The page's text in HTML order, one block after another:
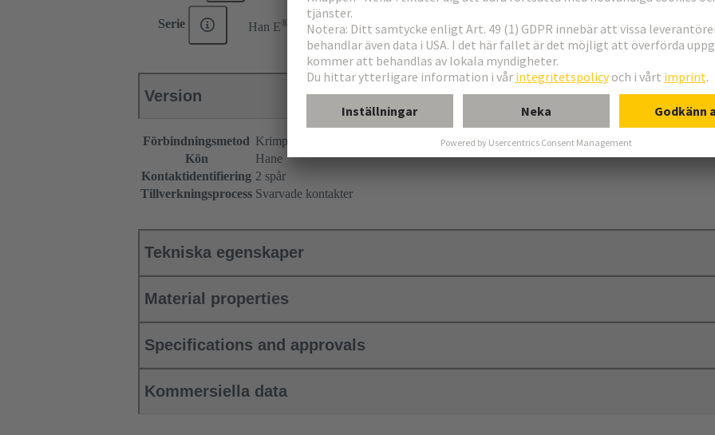
Serie Han E®
Version
Förbindningsmetod Krimpterminering
Kön
Hane
Kontaktidentifiering 2 spår
Tillverkningsprocess Svarvade kontakter
Tekniska egenskaper
Material properties
Specifications and approvals
Kommersiella data